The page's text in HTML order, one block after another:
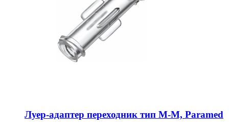
Луер-адаптер переходник тип М-М, Paramed